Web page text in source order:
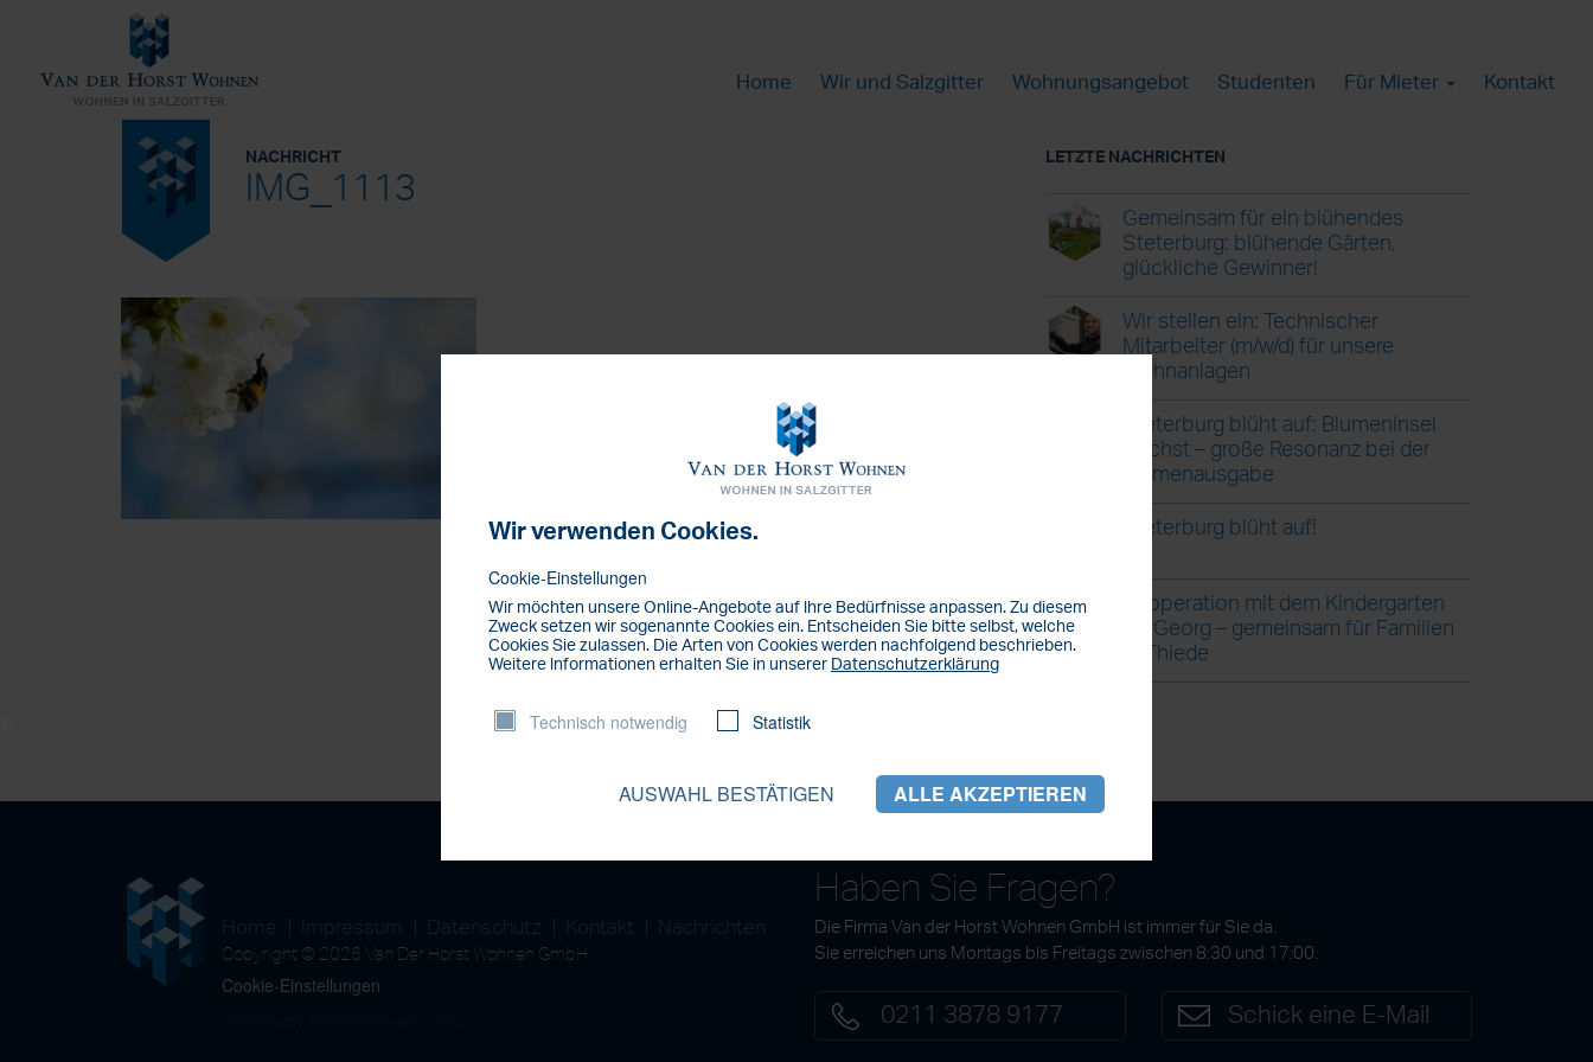
Home Wir und Salzgitter Wohnungsangebot Studenten Für Mieter Kontakt
NACHRICHT
IMG_1113
LETZTE NACHRICHTEN
Gemeinsam für ein blühendes
Steterburg: blühende Gärten,
glückliche Gewinner!
Wir stellen ein: Technischer
Mitarbeiter (m/w/d) für unsere
Wohnanlagen
Steterburg blüht auf: Blumeninsel
wächst – große Resonanz bei der
Blumenausgabe
Steterburg blüht auf!
Kooperation mit dem Kindergarten
St. Georg – gemeinsam für Familien
in Thiede
Home Impressum Datenschutz Kontakt Nachrichten
Copyright © 2026 Van Der Horst Wohnen GmbH
Cookie-Einstellungen
Haben Sie Fragen?
Die Firma Van der Horst Wohnen GmbH ist immer für Sie da.
Sie erreichen uns Montags bis Freitags zwischen 8:30 und 17:00.
0211 3878 9177 Schick eine E-Mail
Wir verwenden Cookies.
Cookie-Einstellungen
Wir möchten unsere Online-Angebote auf lhre Bedürfnisse anpassen. Zu diesem
Zweck setzen wir sogenannte Cookies ein. Entscheiden Sie bitte selbst, welche
Cookies Sie zulassen. Die Arten von Cookies werden nachfolgend beschrieben.
Weitere lnformationen erhalten Sie in unserer Datenschutzerklärung
Technisch notwendig Statistik
AUSWAHL BESTÄTIGEN ALLE AKZEPTIEREN